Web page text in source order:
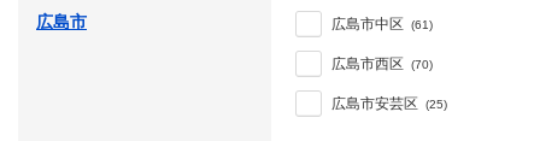
広島市 広島市中区 (61)
広島市西区 (70)
広島市安芸区 (25)